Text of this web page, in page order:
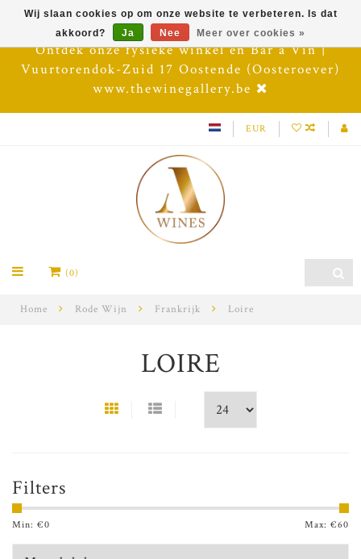
Ontdek onze fysieke winkel en Bar à Vin |
Vuurtorendok-Zuid 17 Oostende (Oosteroever)
www.thewinegallery.be
EUR
(0)
Home Rode Wijn Frankrijk Loire
LOIRE
Filters
Min: €0 Max: €60
Wij slaan cookies op om onze website te verbeteren. Is dat
akkoord?
Ja Nee Meer over cookies »